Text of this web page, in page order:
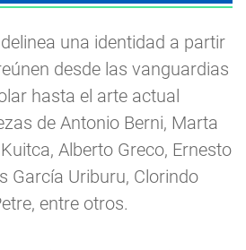
delinea una identidad a partir
desde las vanguardias
hasta el arte actual
de Antonio Berni, Marta
Alberto Greco, Ernesto
García Uriburu, Clorindo
entre otros.